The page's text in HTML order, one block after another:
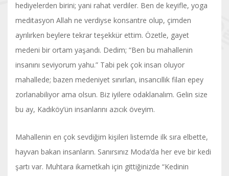
hediyelerden birini; yani rahat verdiler. Ben de keyifle, yoga
meditasyon Allah ne verdiyse konsantre olup, çimden
ayrılırken beylere tekrar teşekkür ettim. Özetle, gayet
medeni bir ortam yaşandı. Dedim; “Ben bu mahallenin
insanını seviyorum yahu.” Tabi pek çok insan oluyor
mahallede; bazen medeniyet sınırları, insancıllık filan epey
zorlanabiliyor ama olsun. Biz iyilere odaklanalım. Gelin size
bu ay, Kadıköy’ün insanlarını azıcık öveyim.
Mahallenin en çok sevdiğim kişileri listemde ilk sıra elbette,
hayvan bakan insanların. Sanırsınız Moda’da her eve bir kedi
şartı var. Muhtara ikametkah için gittiğinizde “Kedinin